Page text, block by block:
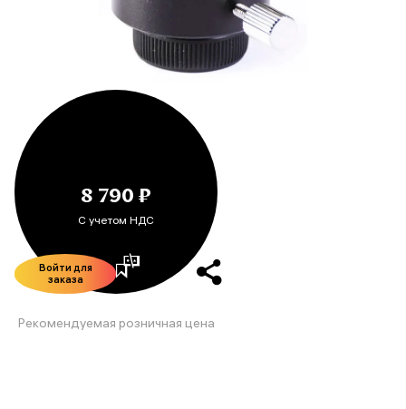
8 790 ₽
С учетом НДС
Войти для
заказа
Рекомендуемая розничная цена